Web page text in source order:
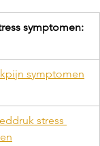
symptomen:
symptomen
stress